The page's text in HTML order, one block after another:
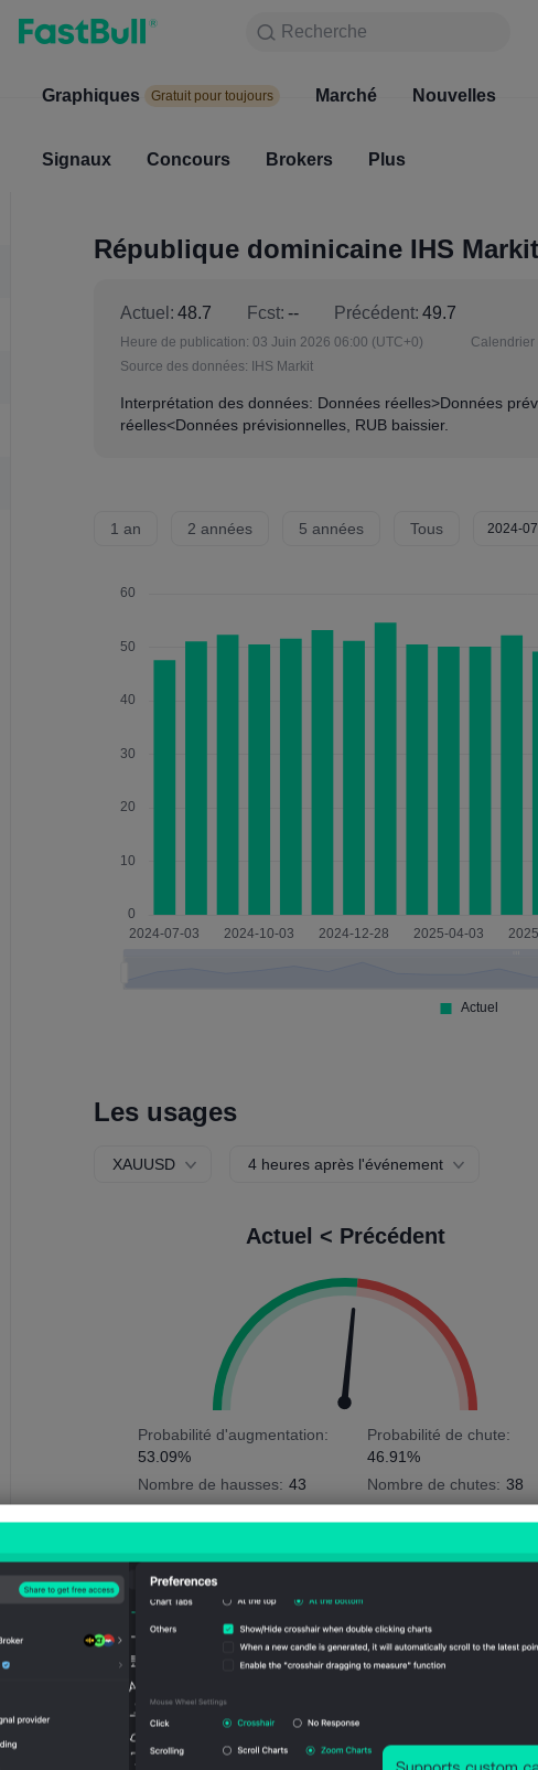
Recherche
Graphiques Gratuit pour toujours
Signaux Concours
Recherche
Produits
Graphiques Gratuit pour toujours Marché Nouvelles
Signaux Concours Brokers Plus
République dominicaine IHS
Actuel: 48.7 Fcst: -- Précédent: 49.7
Heure de publication: 03 Juin 2026 06:00 (UTC+0) Calendrier
Source des données:
IHS Markit
Interprétation des données: Données réelles>Données
réelles<Données prévisionnelles, RUB baissier.
1 an 2 années 5 années Tous
Les usages
XAUUSD 4 heures après l'événement
Actuel < Précédent
Probabilité d'augmentation:
53.09%
Nombre de hausses: 43
Probabilité de chute:
46.91%
Nombre de chutes: 38
Tableau des prix